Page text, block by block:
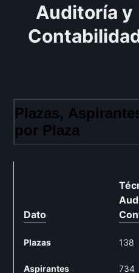
Auditoría y
Plazas,
por Plaza
Dato
Plazas 138
Aspirantes 734